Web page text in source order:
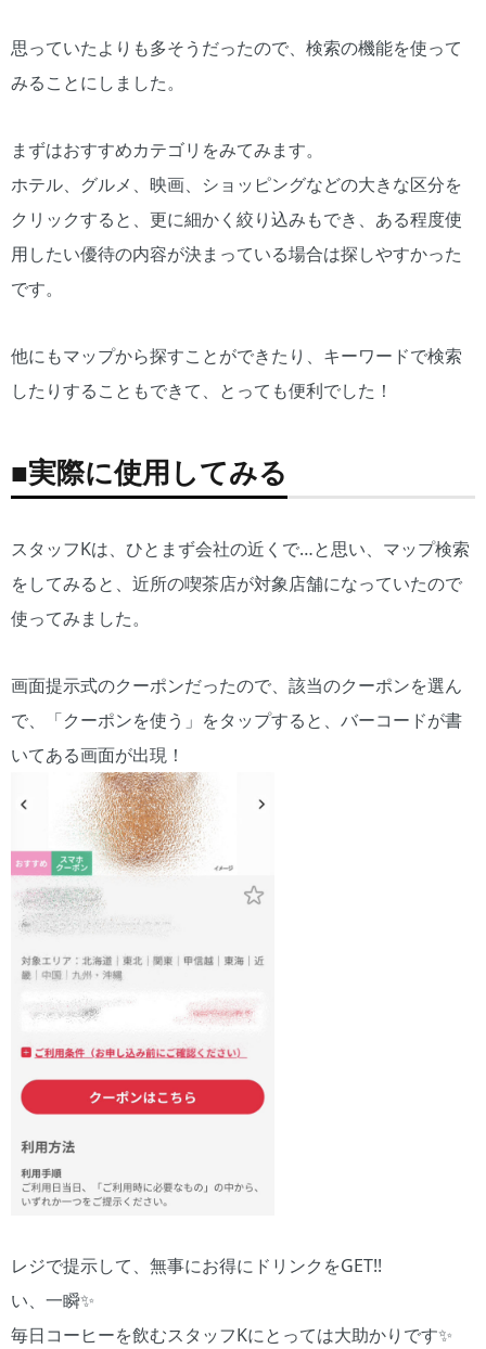
思っていたよりも多そうだったので、検索の機能を使って
みることにしました。
まずはおすすめカテゴリをみてみます。
ホテル、グルメ、映画、ショッピングなどの大きな区分を
クリックすると、更に細かく絞り込みもでき、ある程度使
用したい優待の内容が決まっている場合は探しやすかった
です。
他にもマップから探すことができたり、キーワードで検索
したりすることもできて、とっても便利でした！
■実際に使用してみる
スタッフKは、ひとまず会社の近くで…と思い、マップ検索
をしてみると、近所の喫茶店が対象店舗になっていたので
使ってみました。
画面提示式のクーポンだったので、該当のクーポンを選ん
で、「クーポンを使う」をタップすると、バーコードが書
いてある画面が出現！
レジで提示して、無事にお得にドリンクをGET!!
い、一瞬✨
毎日コーヒーを飲むスタッフKにとっては大助かりです✨